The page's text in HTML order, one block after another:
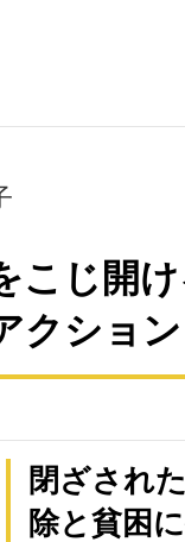
こじ開
クショ
閉ざされ
除と貧困